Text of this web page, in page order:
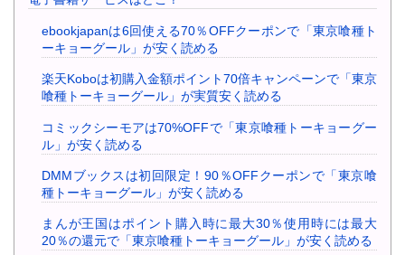
ebookjapanは6回使える70％OFFクーポンで「東京喰種ト
ーキョーグール」が安く読める
楽天Koboは初購入金額ポイント70倍キャンペーンで「東京
喰種トーキョーグール」が実質安く読める
コミックシーモアは70%OFFで「東京喰種トーキョーグー
ル」が安く読める
DMMブックスは初回限定！90％OFFクーポンで「東京喰
種トーキョーグール」が安く読める
まんが王国はポイント購入時に最大30％使用時には最大
20％の還元で「東京喰種トーキョーグール」が安く読める